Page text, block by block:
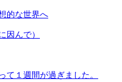
的な世界へ
んで）
１週間が過ぎました。